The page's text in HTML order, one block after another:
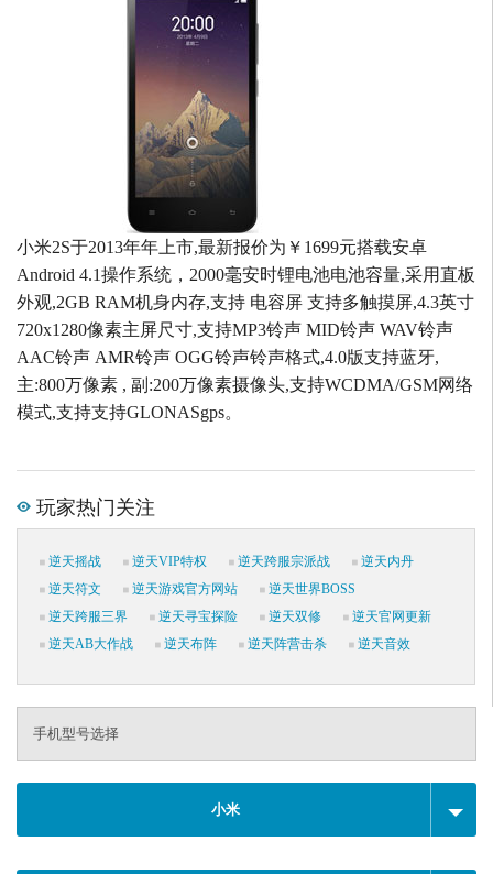
小米2S于2013年年上市,最新报价为￥1699元搭载安卓
Android 4.1操作系统，2000毫安时锂电池电池容量,采用直板
外观,2GB RAM机身内存,支持 电容屏 支持多触摸屏,4.3英寸
720x1280像素主屏尺寸,支持MP3铃声 MID铃声 WAV铃声
AAC铃声 AMR铃声 OGG铃声铃声格式,4.0版支持蓝牙,
主:800万像素 , 副:200万像素摄像头,支持WCDMA/GSM网络
模式,支持支持GLONASgps。
玩家热门关注
逆天摇战 逆天VIP特权 逆天跨服宗派战
逆天内丹
逆天符文
逆天游戏官方网站
逆天世界BOSS
逆天跨服三界
逆天寻宝探险 逆天双修
逆天官网更新
逆天AB大作战
逆天布阵 逆天阵营击杀 逆天音效
手机型号选择
小米